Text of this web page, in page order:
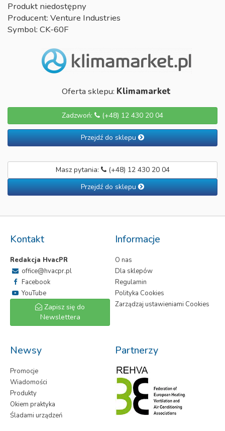
Produkt niedostępny
Producent: Venture Industries
Symbol: CK-60F
Oferta sklepu: Klimamarket
Zadzwoń: (+48) 12 430 20 04
Przejdź do sklepu
Masz pytania:
(+48) 12 430 20 04
Przejdź do sklepu
Kontakt
Redakcja HvacPR
office@hvacpr.pl
Facebook
YouTube
Zapisz się do
Newslettera
Informacje
O nas
Dla sklepów
Regulamin
Polityka Cookies
Zarządzaj ustawieniami Cookies
Newsy
Promocje
Wiadomości
Produkty
Okiem praktyka
Śladami urządzeń
Partnerzy